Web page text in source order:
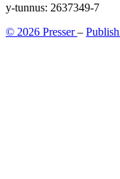
y-tunnus: 2637349-7
© 2026 Presser–